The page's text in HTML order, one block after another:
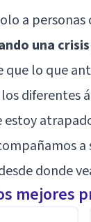
a
una
lo que
diferentes
donde
mejores